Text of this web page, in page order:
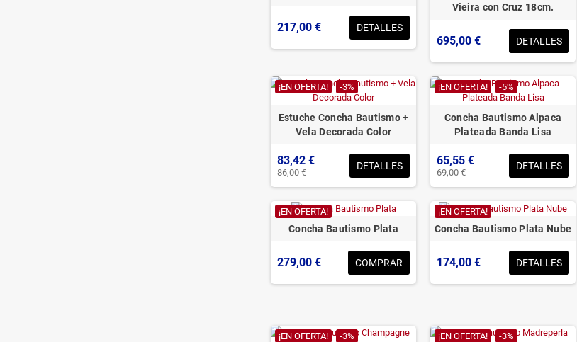
217,00 € DETALLES
Vieira con Cruz 18cm.
695,00 € DETALLES
¡EN OFERTA! -3%
Estuche Concha Bautismo +
Vela Decorada Color
83,42 €
86,00 €
DETALLES
¡EN OFERTA! -5%
Concha Bautismo Alpaca
Plateada Banda Lisa
65,55 €
69,00 €
DETALLES
¡EN OFERTA!
Concha Bautismo Plata
279,00 € COMPRAR
¡EN OFERTA!
Concha Bautismo Plata Nube
174,00 € DETALLES
¡EN OFERTA! -3% ¡EN OFERTA! -3%